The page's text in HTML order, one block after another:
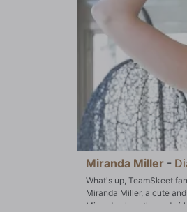
Miranda Miller -
What's up, TeamSkeet
Miranda Miller, a cute
Miranda plays the sad